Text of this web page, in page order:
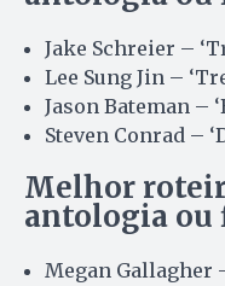
Jake Schreier –
Lee Sung Jin –
Jason Bateman –
Steven Conrad –
Melhor
antologia ou
Megan Gallagher